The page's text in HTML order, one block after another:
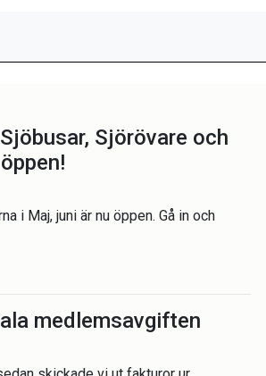
Sjörövare och
i Maj, juni är nu öppen. Gå in och
medlemsavgiften